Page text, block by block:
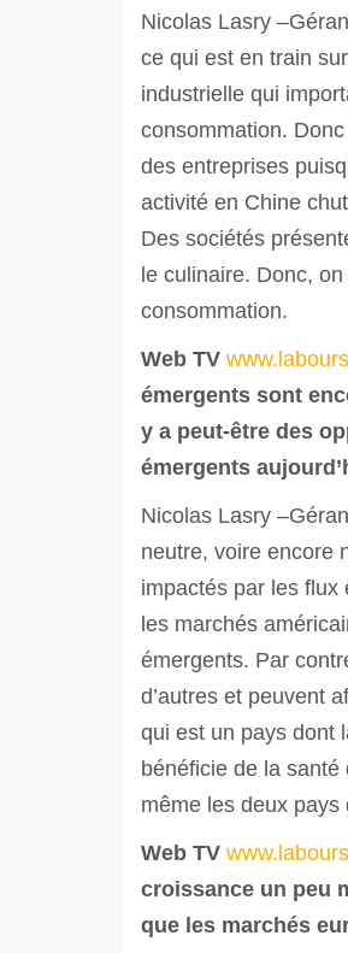
Nicolas Lasry
ce qui est en train
industrielle qui
consommation.
des entreprises
activité en Chine
Des sociétés
le culinaire. Donc,
consommation.
Web TV
émergents sont
y a peut-être des
émergents
Nicolas Lasry
neutre, voire encore
impactés par les
les marchés
émergents. Par
d’autres et peuvent
qui est un pays dont
bénéficie de la santé
même les deux pays
Web TV
croissance un peu
que les marchés